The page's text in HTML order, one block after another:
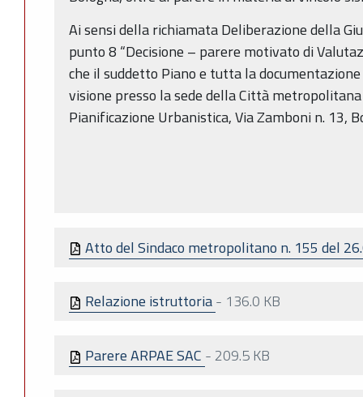
Ai sensi della richiamata Deliberazione della
punto 8 “Decisione – parere motivato di
che il suddetto Piano e tutta la
visione presso la sede della Città
Pianificazione Urbanistica, Via Zamboni n. 13,
Atto del Sindaco metropolitano n. 155 del
Relazione istruttoria- 136.0 KB
Parere ARPAE SAC - 209.5 KB